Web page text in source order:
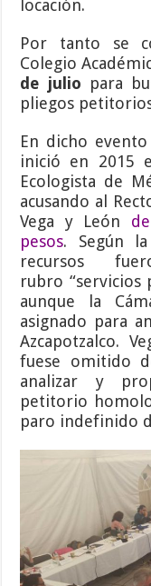
locación.
Por tanto se
Colegio
de julio para
pliegos
En dicho
inició en 2015
Ecologista de
acusando al
Vega y León
pesos. Según
recursos
rubro “servicios
aunque la
asignado para
Azcapotzalco.
fuese omitido
analizar y
petitorio
paro indefinido